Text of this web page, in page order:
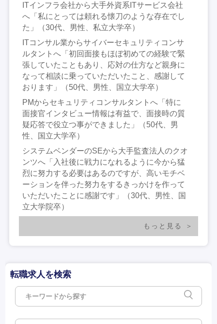
ITインフラ会社から大手外資系ITサービス会社
へ「私にとっては頼れる懐刀のような存在でし
た」（30代、男性、私立大学卒）
ITコンサル業からサイバーセキュリティコンサ
ルタントへ「初回面接もほぼ初めての経験で緊
張していたこともあり、応対の仕方など親身に
なって相談に乗っていただいたこと、感謝して
おります」（50代、男性、国立大学卒）
PMからセキュリティコンサルタントへ「特に
面接官インタビュー情報は有益で、面接時の質
疑応答で役立つ事ができました」（50代、男
性、国立大学卒）
システムベンダーのSEから大手監査法人のクオ
ンツへ「入社後に戦力になれるように今から猛
烈に努力する必要はあるのですが、高いモチベ
ーションを伴った努力をするきっかけを作って
いただいたことに感謝です」（30代、男性、国
立大学院卒）
もっと見る
転職求人を検索